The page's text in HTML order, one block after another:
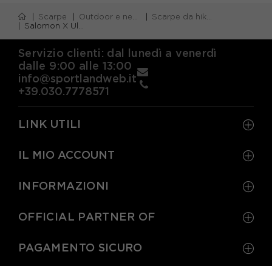
Scarpe Outdoor e neve
Scarpe da hiking
Salomon X Ultra 5 GORE-TEX Martini Olive Gray Verde Blue Nigh - Scarpe Hiking Uomo
Servizio clienti: dal lunedì a venerdì
dalle 9:00 alle 13:00
info@sportlandweb.it
+39.030.7778571
LINK UTILI
IL MIO ACCOUNT
INFORMAZIONI
OFFICIAL PARTNER OF
PAGAMENTO SICURO